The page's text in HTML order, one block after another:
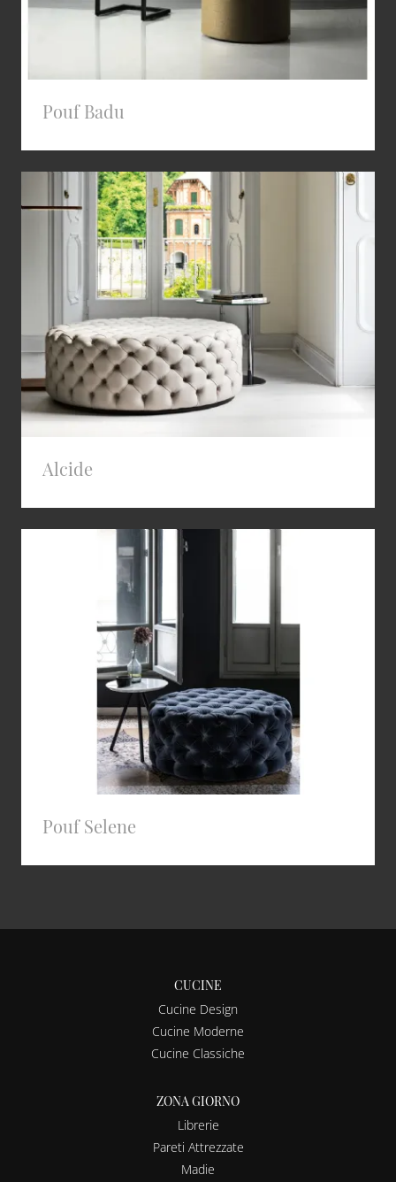
Pouf Badu
Alcide
Pouf Selene
CUCINE
Cucine Design
Cucine Moderne
Cucine Classiche
ZONA GIORNO
Librerie
Pareti Attrezzate
Madie